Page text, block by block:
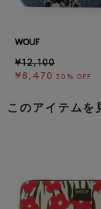
WOUF
¥12,100
¥8,470 30% OFF
このアイテムを